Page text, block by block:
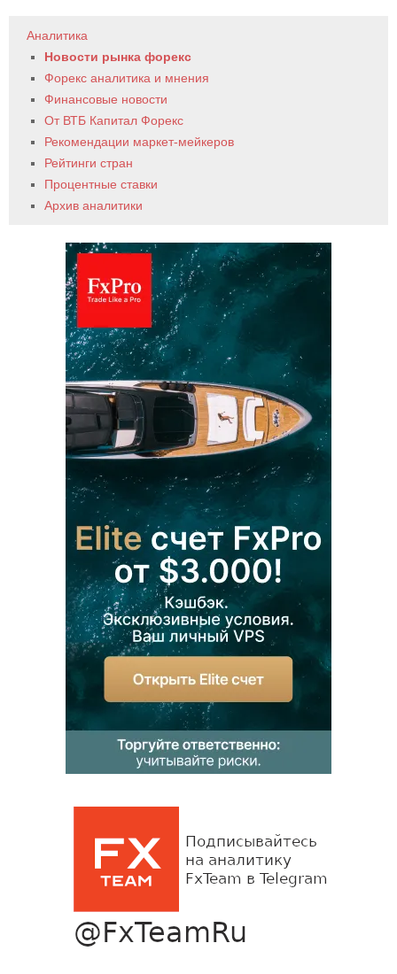
Аналитика
Новости рынка форекс
Форекс аналитика и мнения
Финансовые новости
От ВТБ Капитал Форекс
Рекомендации маркет-мейкеров
Рейтинги стран
Процентные ставки
Архив аналитики